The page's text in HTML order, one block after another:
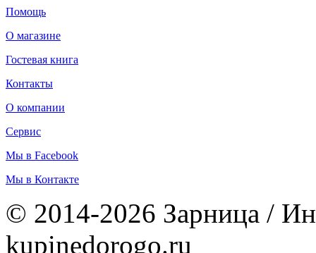
Помощь
О магазине
Гостевая книга
Контакты
О компании
Сервис
Мы в Facebook
Мы в Контакте
© 2014-2026 Зарница /
kupinedorogo.ru